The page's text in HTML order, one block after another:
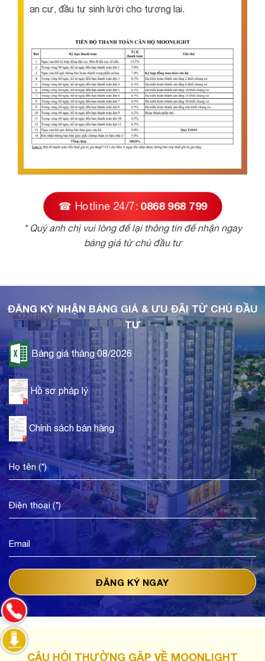
an cư, đầu tư sinh lười cho tương lai.
☎ Hotline 24/7: 0868 968 799
* Quý anh chị vui lòng để lại thông tin để nhận ngay
bảng giá từ chủ đầu tư
ĐĂNG KÝ NHẬN BẢNG GIÁ & ƯU ĐÃI TỪ CHỦ ĐẦU
TƯ
Bảng giá tháng 08/2026
Hồ sơ pháp lý
Chính sách bán hàng
CÂU HỎI THƯỜNG GẶP VỀ MOONLIGHT